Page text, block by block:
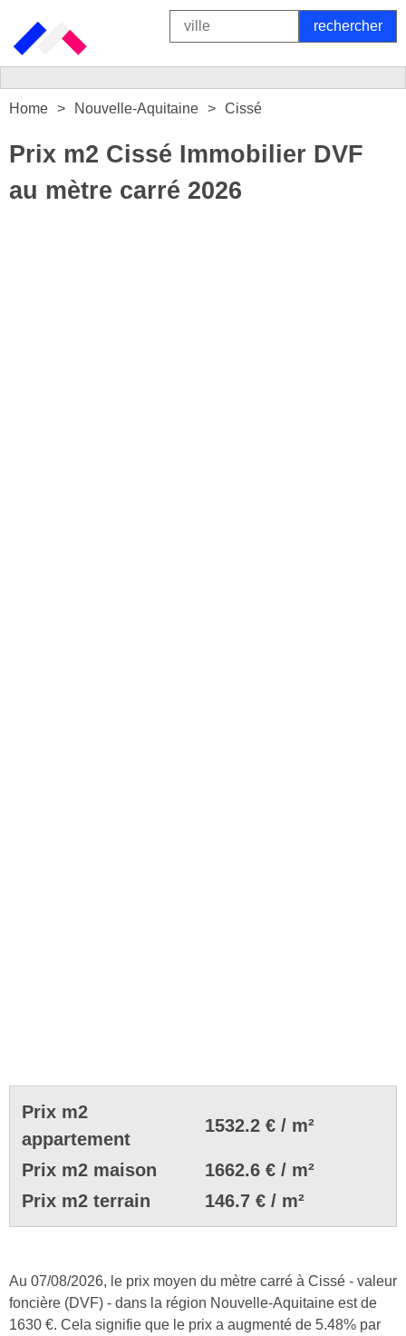
Home Nouvelle-Aquitaine Cissé
Prix m2 Cissé Immobilier DVF
au mètre carré 2026
Prix m2
appartement
1532.2 € / m²
Prix m2 maison
1662.6 € / m²
Prix m2 terrain
146.7 € / m²
Au 07/08/2026, le prix moyen du mètre carré à Cissé - valeur
foncière (DVF) - dans la région Nouvelle-Aquitaine est de
1630 €. Cela signifie que le prix a augmenté de 5.48% par